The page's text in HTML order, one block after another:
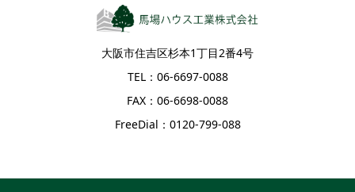
大阪市住吉区杉本1丁目2番4号
TEL：06-6697-0088
FAX：06-6698-0088
FreeDial：0120-799-088